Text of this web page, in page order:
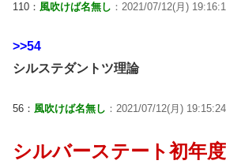
110： 風吹けば名無し ：2021/07/12(月)
>>54
シルステダントツ理論
56： 風吹けば名無し ：2021/07/12(月)
シルバーステート初年